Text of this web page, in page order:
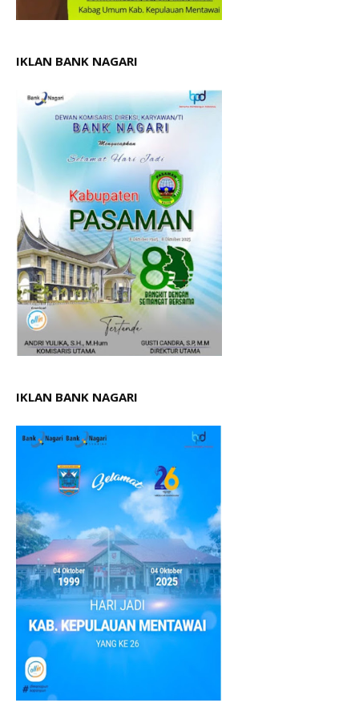
IKLAN BANK NAGARI
IKLAN BANK NAGARI